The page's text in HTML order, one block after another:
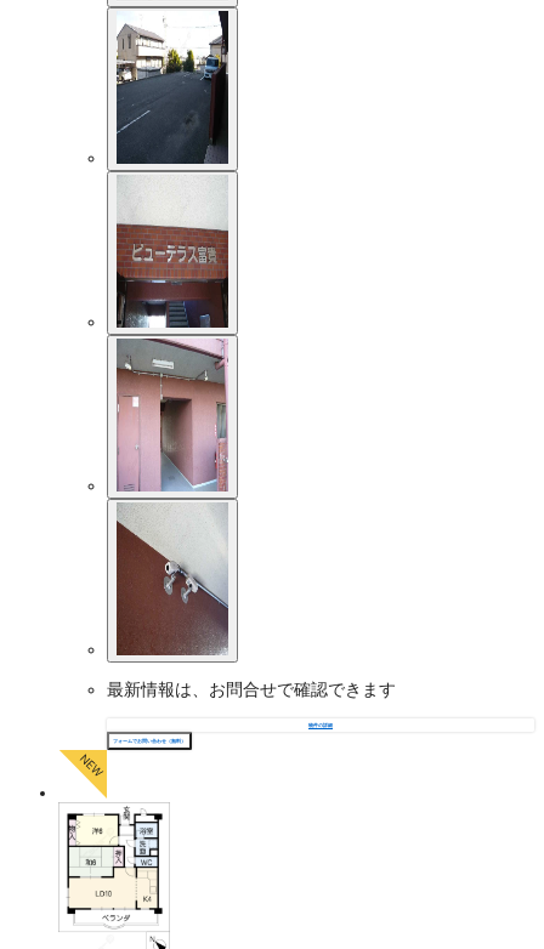
最新情報は、お問合せで確認できます
物件の詳細
フォームでお問い合わせ（無料）